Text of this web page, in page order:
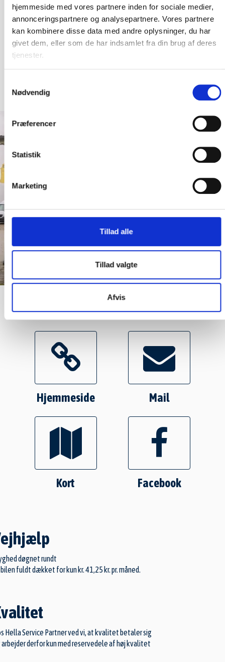
hjemmeside med vores partnere inden for sociale medier,
annonceringspartnere og analysepartnere. Vores partnere
kan kombinere disse data med andre oplysninger, du har
givet dem, eller som de har indsamlet fra din brug af deres
tjenester.
Nødvendig
Præferencer
Statistik
Marketing
Tillad alle
Tillad valgte
Afvis
Åbningstider værksted
Mandag: 07.00-17.00
Tirsdag: 07.00-17.00
Onsdag: 07.00-17.00
Flere muligheder
Hjemmeside Mail
Kort Facebook
døgnet rundt
bilen fuldt dækket for kun kr. 41,25 kr. pr. måned.
Hella Service Partner ved vi, at kvalitet betaler sig
arbejder derfor kun med reservedele af høj kvalitet